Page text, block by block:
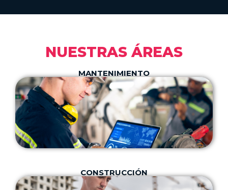
NUESTRAS ÁREAS
MANTENIMIENTO
CONSTRUCCIÓN